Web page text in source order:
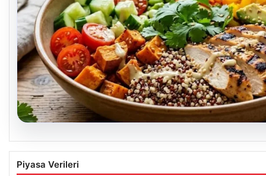
Spor sonrası hedefleri tutturan makro dostu:
ve tavuk kasesi tarifi…
Piyasa Verileri